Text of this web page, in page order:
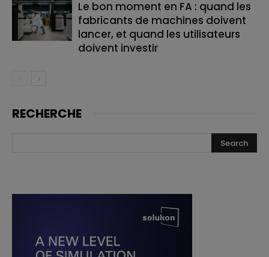
Le bon moment en FA : quand les
fabricants de machines doivent
lancer, et quand les utilisateurs
doivent investir
RECHERCHE